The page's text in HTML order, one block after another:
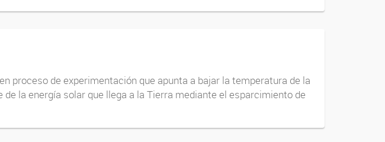
proceso de experimentación que apunta a bajar la temperatura de la
la energía solar que llega a la Tierra mediante el esparcimiento de